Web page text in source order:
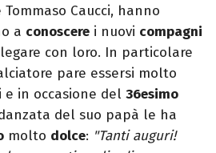
Caucci, hanno
a conoscere i nuovi compagni
con loro. In particolare
pare essersi molto
e in occasione del 36esimo
del suo papà le ha
molto dolce: "Tanti auguri!